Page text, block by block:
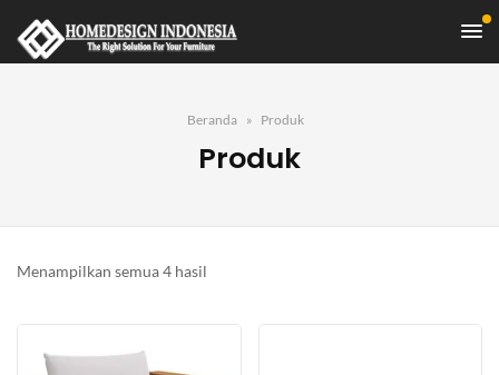
Beranda Produk
Produk
Menampilkan semua 4 hasil
yang